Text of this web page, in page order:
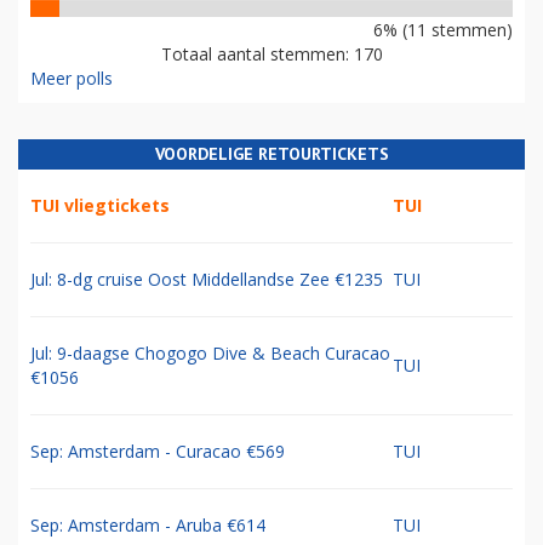
6% (11 stemmen)
Totaal aantal stemmen: 170
Meer polls
VOORDELIGE RETOURTICKETS
TUI vliegtickets TUI
Jul: 8-dg cruise Oost Middellandse Zee €1235 TUI
Jul: 9-daagse Chogogo Dive & Beach Curacao
€1056
TUI
Sep: Amsterdam - Curacao €569 TUI
Sep: Amsterdam - Aruba €614 TUI